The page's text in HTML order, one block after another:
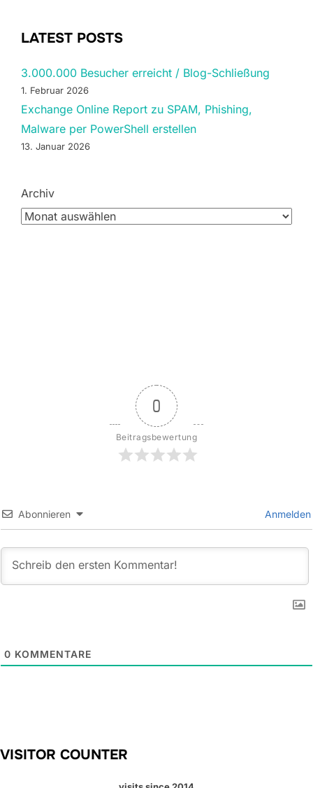
LATEST POSTS
3.000.000 Besucher erreicht / Blog-Schließung
1. Februar 2026
Exchange Online Report zu SPAM, Phishing,
Malware per PowerShell erstellen
13. Januar 2026
Archiv
0
Beitragsbewertung
Abonnieren Anmelden
0 KOMMENTARE
VISITOR COUNTER